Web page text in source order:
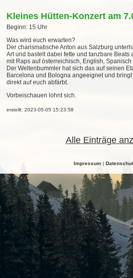
Kleines Hütten-Konzert am
Beginn: 15 Uhr
Was wird euch erwarten?
Der charismatische Anton aus Salzburg
Art und bastelt dabei fette und tanzbare Beats
mit Raps auf österreichisch, English,
Der Weltenbummler hat sich das auf seinen
Barcelona und Bologna angeeignet und
direkt auf euch abfärbt.
Vorbeischauen lohnt sich.
erstellt: 2023-05-05 15:23:58
Alle Einträge
Impressum |